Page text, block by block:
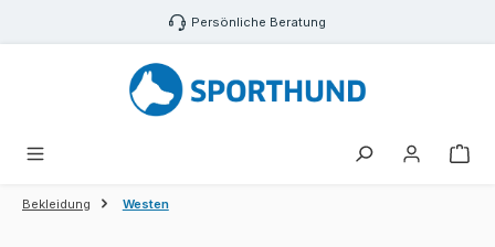
Zum Hauptinhalt springen Persönliche Beratung
Bekleidung Westen